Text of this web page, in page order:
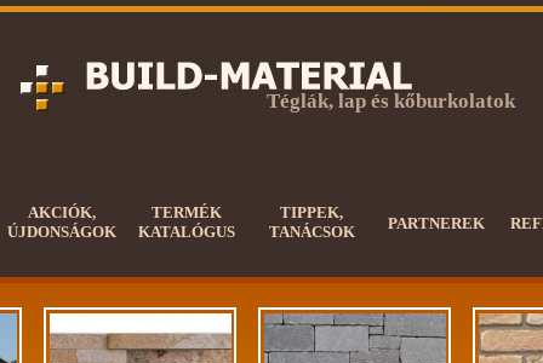
Téglák, lap és kőburkolatok
AKCIÓK,
ÚJDONSÁGOK
TERMÉK
KATALÓGUS
TIPPEK,
TANÁCSOK
PARTNEREK